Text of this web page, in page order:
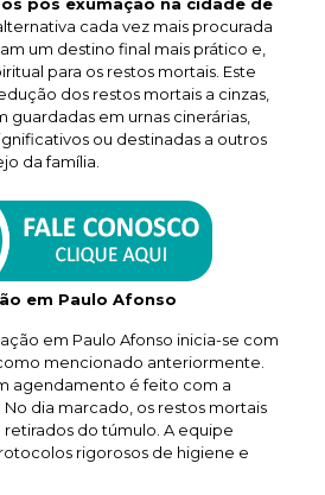
cada vez mais procurada
um destino final mais prático e,
para os restos mortais. Este
dos restos mortais a cinzas,
em urnas cinerárias,
ou destinadas a outros
da família.
em Paulo Afonso
em Paulo Afonso inicia-se com
mencionado anteriormente.
agendamento é feito com a
dia marcado, os restos mortais
do túmulo. A equipe
rigorosos de higiene e